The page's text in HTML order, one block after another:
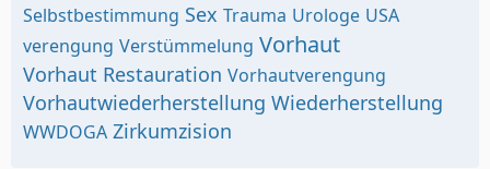
Selbstbestimmung Sex Trauma Urologe USA
verengung Verstümmelung Vorhaut
Vorhaut Restauration Vorhautverengung
Vorhautwiederherstellung Wiederherstellung
WWDOGA Zirkumzision